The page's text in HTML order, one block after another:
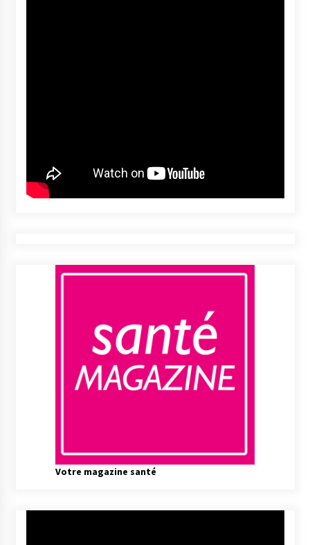
Votre magazine santé